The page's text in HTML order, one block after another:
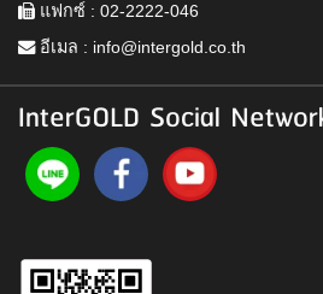
แฟกซ์ : 02-2222-046
อีเมล : info@intergold.co.th
InterGOLD Social